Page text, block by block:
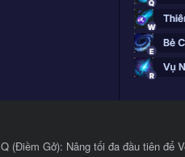
Q (Điềm Gở): Nâng tối đa đầu tiên để